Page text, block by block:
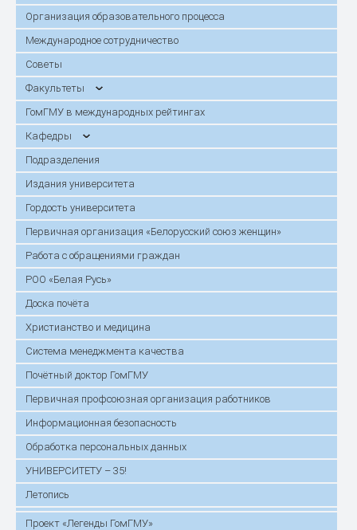
Организация образовательного процесса
Международное сотрудничество
Советы
Факультеты
ГомГМУ в международных рейтингах
Кафедры
Подразделения
Издания университета
Гордость университета
Первичная организация «Белорусский союз женщин»
Работа с обращениями граждан
РОО «Белая Русь»
Доска почёта
Христианство и медицина
Система менеджмента качества
Почётный доктор ГомГМУ
Первичная профсоюзная организация работников
Информационная безопасность
Обработка персональных данных
УНИВЕРСИТЕТУ – 35!
Летопись
Проект «Легенды ГомГМУ»